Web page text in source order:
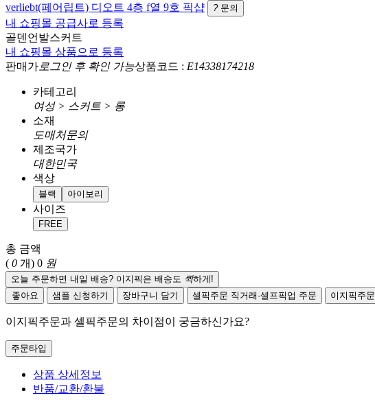
verliebt(페어립트) 디오트 4층 f열 9호 픽샵 ? 문의
내 쇼핑몰 공급사로 등록
골덴언발스커트
내 쇼핑몰 상품으로 등록
판매가 로그인 후 확인 가능상품코드 : E14338174218
카테고리
여성 > 스커트 > 롱
소재
도매처문의
제조국가
대한민국
색상
블랙 아이보리
사이즈
FREE
총 금액
( 0 개) 0 원
오늘 주문하면 내일 배송? 이지픽은 배송도 퀵하게!
좋아요
샘플 신청하기 장바구니 담기 셀픽주문 직거래·셀프픽업 주문 이지픽주문
이지픽주문과 셀픽주문의 차이점이 궁금하신가요?
주문타입
상품 상세정보
반품/교환/환불